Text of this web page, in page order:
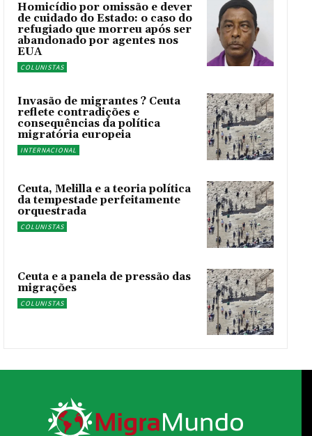
Homicídio por omissão e dever
de cuidado do Estado: o caso do
refugiado que morreu após ser
abandonado por agentes nos
EUA
COLUNISTAS
Invasão de migrantes ? Ceuta
reflete contradições e
consequências da política
migratória europeia
INTERNACIONAL
Ceuta, Melilla e a teoria política
da tempestade perfeitamente
orquestrada
COLUNISTAS
Ceuta e a panela de pressão das
migrações
COLUNISTAS